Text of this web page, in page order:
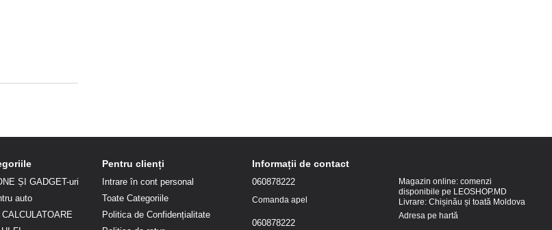
ȘI GADGET-uri
auto
Pentru clienți
Intrare în cont personal
Toate Categoriile
Politica de Confidențialitate
Informații de contact
060878222
Comanda apel
060878222
Magazin online: comenzi
disponibile pe LEOSHOP.MD
Livrare: Chișinău și toată Moldova
Adresa pe hartă